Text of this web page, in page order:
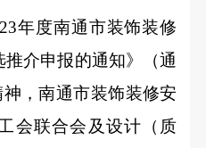
年度南通市装饰装修
介申报的通知》（通
，南通市装饰装修安
会联合会及设计（质